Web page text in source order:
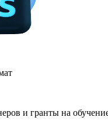
и гранты на